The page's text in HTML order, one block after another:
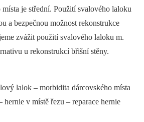
je střední. Použití svalového laloku
a bezpečnou možnost rekonstrukce
zvážit použití svalového laloku m.
u rekonstrukcí břišní stěny.
lalok –⁠ morbidita dárcovského místa
hernie v místě řezu –⁠ reparace hernie